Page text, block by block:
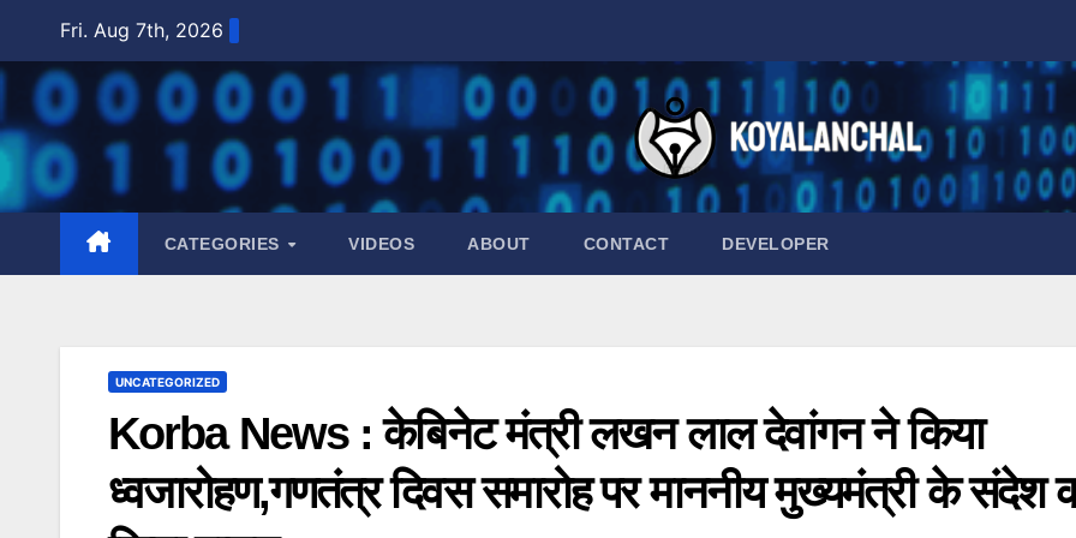
content
Fri. Aug 7th, 2026
CATEGORIES VIDEOS ABOUT CONTACT DEVELOPER
UNCATEGORIZED
Korba News : केबिनेट मंत्री लखन लाल देवांगन ने किया
ध्वजारोहण,गणतंत्र दिवस समारोह पर माननीय मुख्यमंत्री के संदेश